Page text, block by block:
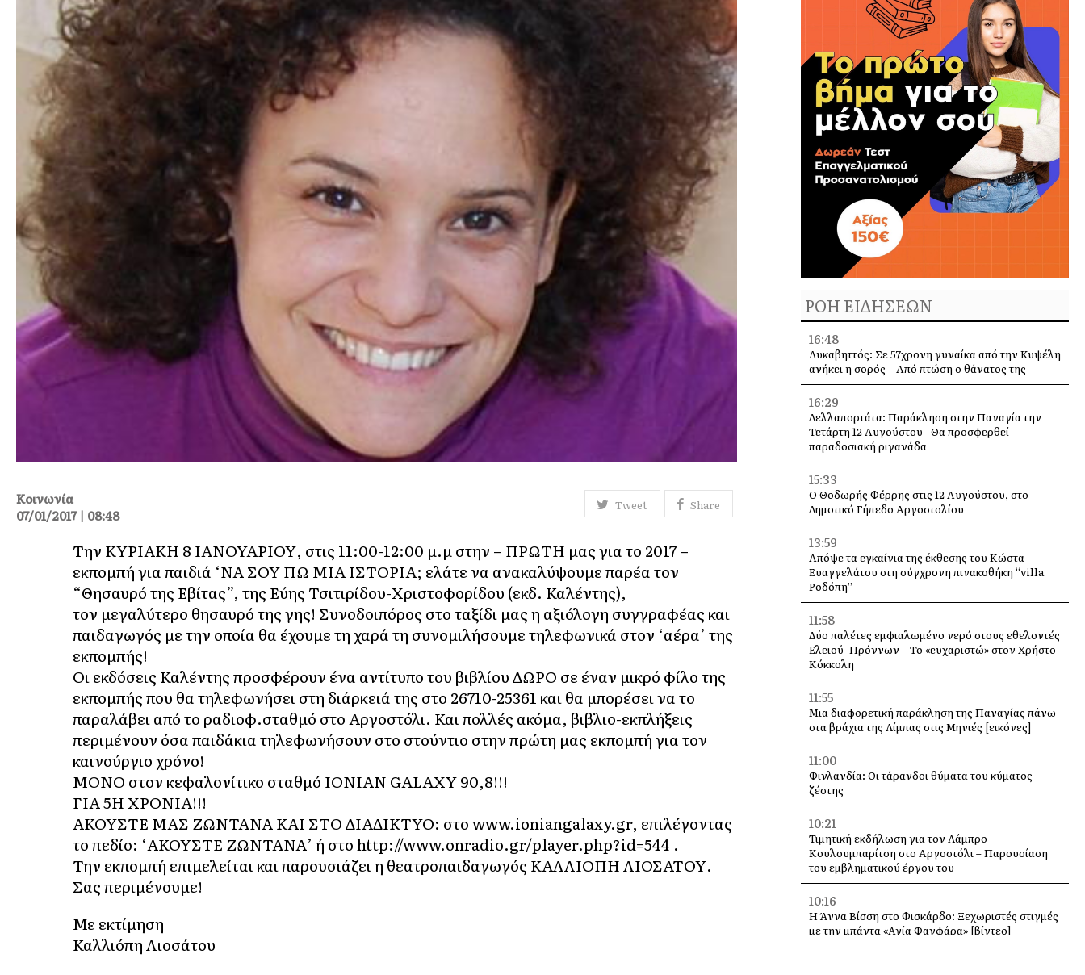
Tweet Share
Κοινωνία
07/01/2017 | 08:48
Tην KYΡΙΑΚΗ 8 ΙΑΝΟΥΑΡΙΟΥ, στις 11:00-12:00 μ.μ στην – ΠΡΩΤΗ μας για το 2017 –
εκπομπή για παιδιά ‘ΝΑ ΣΟΥ ΠΩ ΜΙΑ ΙΣΤΟΡΙΑ; ελάτε να ανακαλύψουμε παρέα τον
“Θησαυρό της Εβίτας”, της Εύης Τσιτιρίδου-Χριστοφορίδου (εκδ. Καλέντης),
τον μεγαλύτερο θησαυρό της γης! Συνοδοιπόρος στο ταξίδι μας η αξιόλογη συγγραφέας και
παιδαγωγός με την οποία θα έχουμε τη χαρά τη συνομιλήσουμε τηλεφωνικά στον ‘αέρα’ της
εκπομπής!
Οι εκδόσεις Καλέντης προσφέρουν ένα αντίτυπο του βιβλίου ΔΩΡΟ σε έναν μικρό φίλο της
εκπομπής που θα τηλεφωνήσει στη διάρκειά της στο 26710-25361 και θα μπορέσει να το
παραλάβει από το ραδιοφ.σταθμό στο Αργοστόλι. Και πολλές ακόμα, βιβλιο-εκπλήξεις
περιμένουν όσα παιδάκια τηλεφωνήσουν στο στούντιο στην πρώτη μας εκπομπή για τον
καινούργιο χρόνο!
ΜΟΝΟ στον κεφαλονίτικο σταθμό ΙΟΝΙΑΝ GALAXY 90,8!!!
ΓΙΑ 5Η ΧΡΟΝΙΑ!!!
ΑΚΟΥΣΤΕ ΜΑΣ ΖΩΝΤΑΝΑ ΚΑΙ ΣΤΟ ΔΙΑΔΙΚΤΥΟ: στοwww.ioniangalaxy.gr, επιλέγοντας
το πεδίο: ‘ΑΚΟΥΣΤΕ ΖΩΝΤΑΝΑ’ ή στοhttp://www.onradio.gr/player.php?id=544 .
Την εκπομπή επιμελείται και παρουσιάζει η θεατροπαιδαγωγός ΚΑΛΛΙΟΠΗ ΛΙΟΣΑΤΟΥ.
Σας περιμένουμε!
Με εκτίμηση
Καλλιόπη Λιοσάτου
ΡΟΗ ΕΙΔΗΣΕΩΝ
16:48
Λυκαβηττός: Σε 57χρονη γυναίκα από την Κυψέλη
ανήκει η σορός – Από πτώση ο θάνατος της
16:29
Δελλαπορτάτα: Παράκληση στην Παναγία την
Τετάρτη 12 Αυγούστου –Θα προσφερθεί
παραδοσιακή ριγανάδα
15:33
Ο Θοδωρής Φέρρης στις 12 Αυγούστου, στο
Δημοτικό Γήπεδο Αργοστολίου
13:59
Απόψε τα εγκαίνια της έκθεσης του Κώστα
Ευαγγελάτου στη σύγχρονη πινακοθήκη “villa
Ροδόπη”
11:58
Δύο παλέτες εμφιαλωμένο νερό στους εθελοντές
Ελειού–Πρόννων – Το «ευχαριστώ» στον Χρήστο
Κόκκολη
11:55
Μια διαφορετική παράκληση της Παναγίας πάνω
στα βράχια της Λίμπας στις Μηνιές [εικόνες]
11:00
Φινλανδία: Οι τάρανδοι θύματα του κύματος
ζέστης
10:21
Τιμητική εκδήλωση για τον Λάμπρο
Κουλουμπαρίτση στο Αργοστόλι – Παρουσίαση
του εμβληματικού έργου του
10:16
Η Άννα Βίσση στο Φισκάρδο: Ξεχωριστές στιγμές
με την μπάντα «Αγία Φανφάρα» [βίντεο]